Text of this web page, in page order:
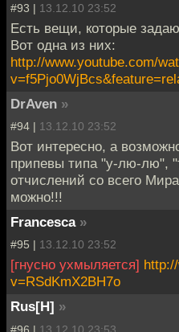
#93 | 13.12.10 23:52
Есть вещи, которые
Вот одна из них:
http://www.youtube.com/
DrAven »
#94 | 13.12.10 23:52
Вот интересно, а
припевы типа "у-лю-лю",
отчислений со всего
можно!!!
Francesca »
#95 | 13.12.10 23:52
[гнусно ухмыляется]
v=RSdKmX2BH7o
Rus[H] »
#96 | 13.12.10 23:53